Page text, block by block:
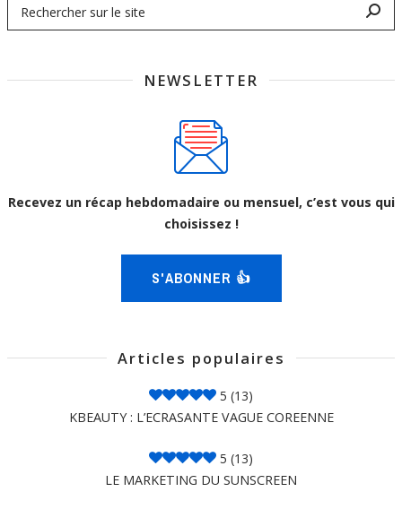
NEWSLETTER
Recevez un récap hebdomadaire ou mensuel, c’est vous qui
choisissez !
S'ABONNER 👍
Articles populaires
5 (13)
KBEAUTY : L’ECRASANTE VAGUE COREENNE
5 (13)
LE MARKETING DU SUNSCREEN